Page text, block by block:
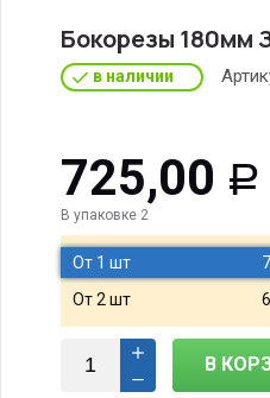
Бокорезы 180мм
в наличии
725,00 Р
В упаковке 2
От 1 шт
От 2 шт
В